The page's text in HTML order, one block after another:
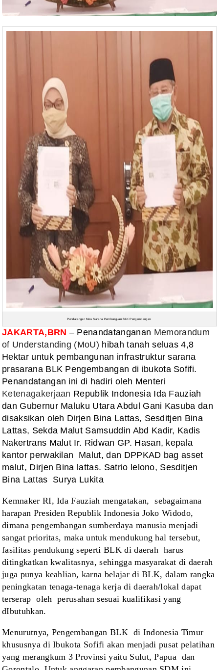
Pendatangan Mou Sarana Pembanguan BLK Pengembangan
JAKARTA,BRN – Penandatanganan Memorandum
of Understanding (MoU) hibah tanah seluas 4,8
Hektar untukpembangunan infrastruktur sarana
prasarana BLK Pengembangan di ibukota Sofifi.
Penandatangan ini di hadiri oleh Menteri
Ketenagakerjaan Republik Indonesia Ida Fauziah
dan Gubernur Maluku Utara Abdul Gani Kasuba dan
disaksikan oleh Dirjen Bina Lattas, Sesditjen Bina
Lattas, Sekda Malut Samsuddin Abd Kadir, Kadis
Nakertrans Malut Ir. Ridwan GP. Hasan, kepala
kantor perwakilan
Malut, dan DPPKAD bag asset
malut, Dirjen Bina lattas. Satrio lelono, Sesditjen
Bina Lattas Surya Lukita
Kemnaker RI, Ida Fauziah mengatakan,
sebagaimana
harapan Presiden Republik Indonesia Joko Widodo,
dimana pengembangan sumberdaya manusia menjadi
sangat prioritas, maka untuk mendukung hal tersebut,
fasilitas pendukung seperti BLK di daerah harus
ditingkatkan kwalitasnya, sehingga masyarakat di daerah
juga punya keahlian, karna belajardi BLK, dalam rangka
peningkatan tenaga-tenaga kerja di daerah/lokal dapat
terserap oleh
perusahan sesuai kualifikasi yang
dIbutuhkan.
Menurutnya, Pengembangan BLK di Indonesia Timur
khususnya di Ibukota Sofifi akan menjadi pusat pelatihan
yang merangkum 3 Provinsi yaitu Sulut, Papua dan